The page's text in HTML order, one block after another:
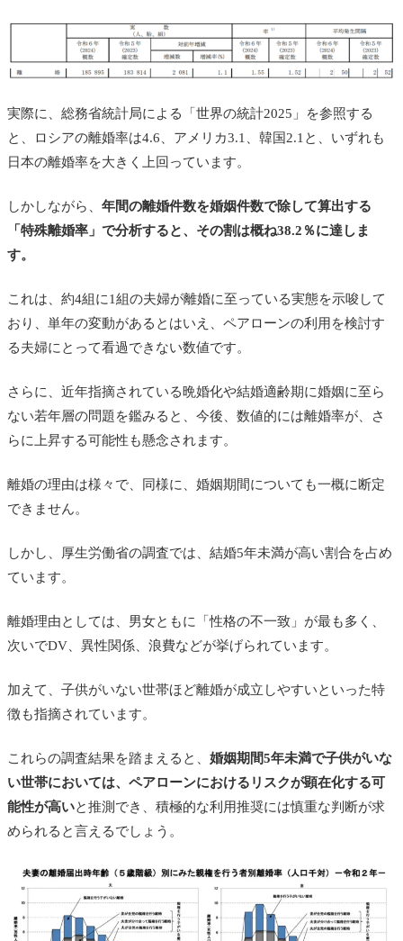
実際に、総務省統計局による「世界の統計2025」を参照する
と、ロシアの離婚率は4.6、アメリカ3.1、韓国2.1と、いずれも
日本の離婚率を大きく上回っています。
しかしながら、 年間の離婚件数を婚姻件数で除して算出する
「特殊離婚率」で分析すると、その割は概ね38.2％に達しま
す。
これは、約4組に1組の夫婦が離婚に至っている実態を示唆して
おり、単年の変動があるとはいえ、ペアローンの利用を検討す
る夫婦にとって看過できない数値です。
さらに、近年指摘されている晩婚化や結婚適齢期に婚姻に至ら
ない若年層の問題を鑑みると、今後、数値的には離婚率が、さ
らに上昇する可能性も懸念されます。
離婚の理由は様々で、同様に、婚姻期間についても一概に断定
できません。
しかし、厚生労働省の調査では、結婚5年未満が高い割合を占め
ています。
離婚理由としては、男女ともに「性格の不一致」が最も多く、
次いでDV、異性関係、浪費などが挙げられています。
加えて、子供がいない世帯ほど離婚が成立しやすいといった特
徴も指摘されています。
これらの調査結果を踏まえると、 婚姻期間5年未満で子供がいな
い世帯においては、ペアローンにおけるリスクが顕在化する可
能性が高いと推測でき、積極的な利用推奨には慎重な判断が求
められると言えるでしょう。